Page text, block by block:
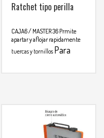
Ratchet tipo perilla
CAJA6 / MASTER 36 Prmite
apartar y aflojar rapidamente
tuercas y tornillos Para